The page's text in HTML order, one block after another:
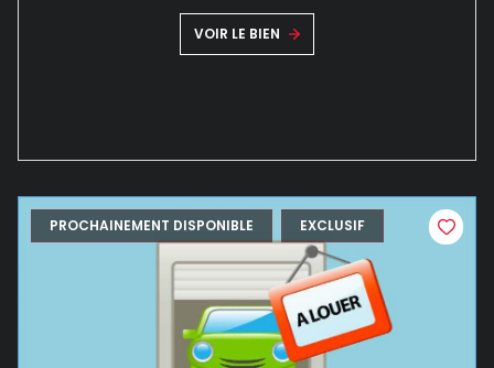
VOIR LE BIEN
PROCHAINEMENT DISPONIBLE EXCLUSIF